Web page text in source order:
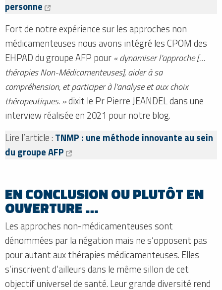
personne
Fort de notre expérience sur les approches non
médicamenteuses nous avons intégré les CPOM des
EHPAD du groupe AFP pour« dynamiser l’approche […
thérapies Non-Médicamenteuses], aider à sa
compréhension, et participer à l’analyse et aux choix
thérapeutiques. »dixit le Pr Pierre JEANDEL dans une
interview réalisée en 2021 pour notre blog.
Lire l’article : TNMP : une méthode innovante au sein
du groupe AFP
EN CONCLUSION OU PLUTÔT EN
OUVERTURE …
Les approches non-médicamenteuses sont
dénommées par la négation mais ne s’opposent pas
pour autant aux thérapies médicamenteuses. Elles
s’inscrivent d’ailleurs dans le même sillon de cet
objectif universel de santé. Leur grande diversité rend